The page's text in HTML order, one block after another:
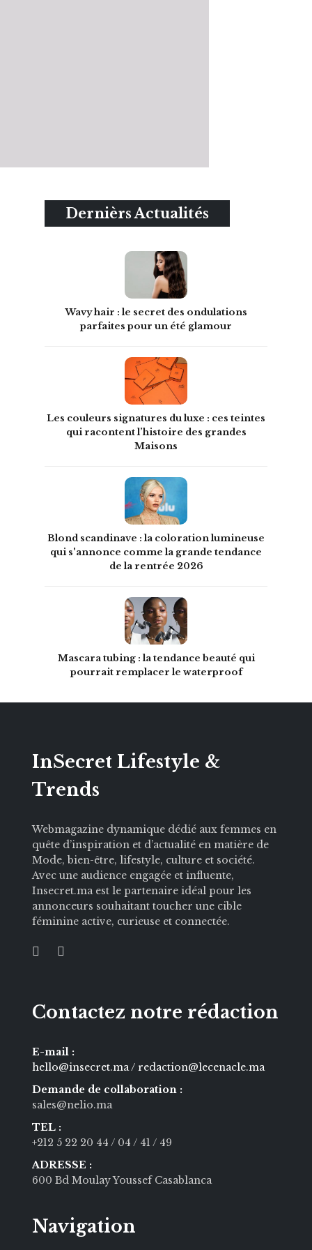
Dernièrs Actualités
Wavy hair : le secret des ondulations
parfaites pour un été glamour
Les couleurs signatures du luxe : ces teintes
qui racontent l’histoire des grandes
Maisons
Blond scandinave : la coloration lumineuse
qui s'annonce comme la grande tendance
de la rentrée 2026
Mascara tubing : la tendance beauté qui
pourrait remplacer le waterproof
InSecret Lifestyle &
Trends
Webmagazine dynamique dédié aux femmes en
quête d’inspiration et d’actualité en matière de
Mode, bien-être, lifestyle, culture et société.
Avec une audience engagée et influente,
Insecret.ma est le partenaire idéal pour les
annonceurs souhaitant toucher une cible
féminine active, curieuse et connectée.
Contactez notre rédaction
E-mail :
hello@insecret.ma / redaction@lecenacle.ma
Demande de collaboration :
sales@nelio.ma
TEL :
+212 5 22 20 44 / 04 / 41 / 49
ADRESSE :
600 Bd Moulay Youssef Casablanca
Navigation